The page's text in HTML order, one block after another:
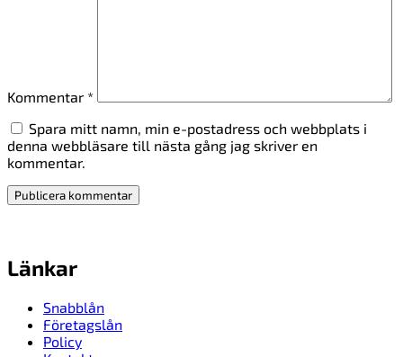
Kommentar *
Spara mitt namn, min e-postadress och webbplats i
denna webbläsare till nästa gång jag skriver en
kommentar.
Länkar
Snabblån
Företagslån
Policy